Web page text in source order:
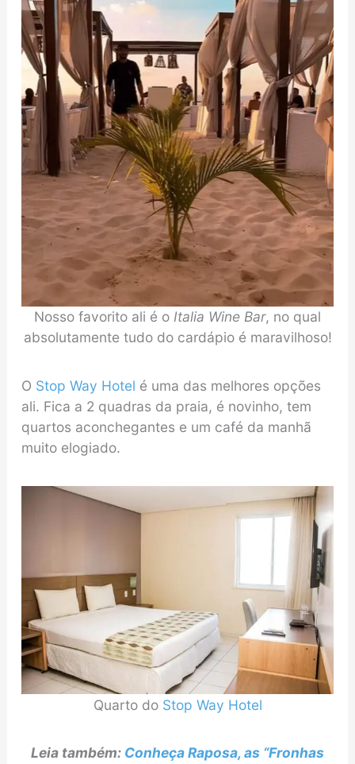
Nosso favorito ali é o Italia Wine Bar, no qual
absolutamente tudo do cardápio é maravilhoso!
O Stop Way Hotel é uma das melhores opções
ali. Fica a 2 quadras da praia, é novinho, tem
quartos aconchegantes e um café da manhã
muito elogiado.
Quarto do Stop Way Hotel
Leia também: Conheça Raposa, as “Fronhas